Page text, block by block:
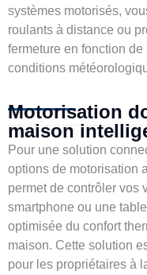
systèmes motorisés,
roulants à distance ou
fermeture en fonction
conditions
Motorisation
maison
Pour une solution
options de motorisation
permet de contrôler vos
smartphone ou une
optimisée du confort
maison. Cette solution
pour les propriétaires à